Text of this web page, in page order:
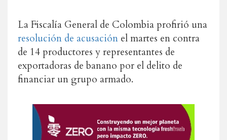
La Fiscalía General de Colombia profirió una
resolución de acusación el martes en contra
de 14 productores y representantes de
exportadoras de banano por el delito de
financiar un grupo armado.